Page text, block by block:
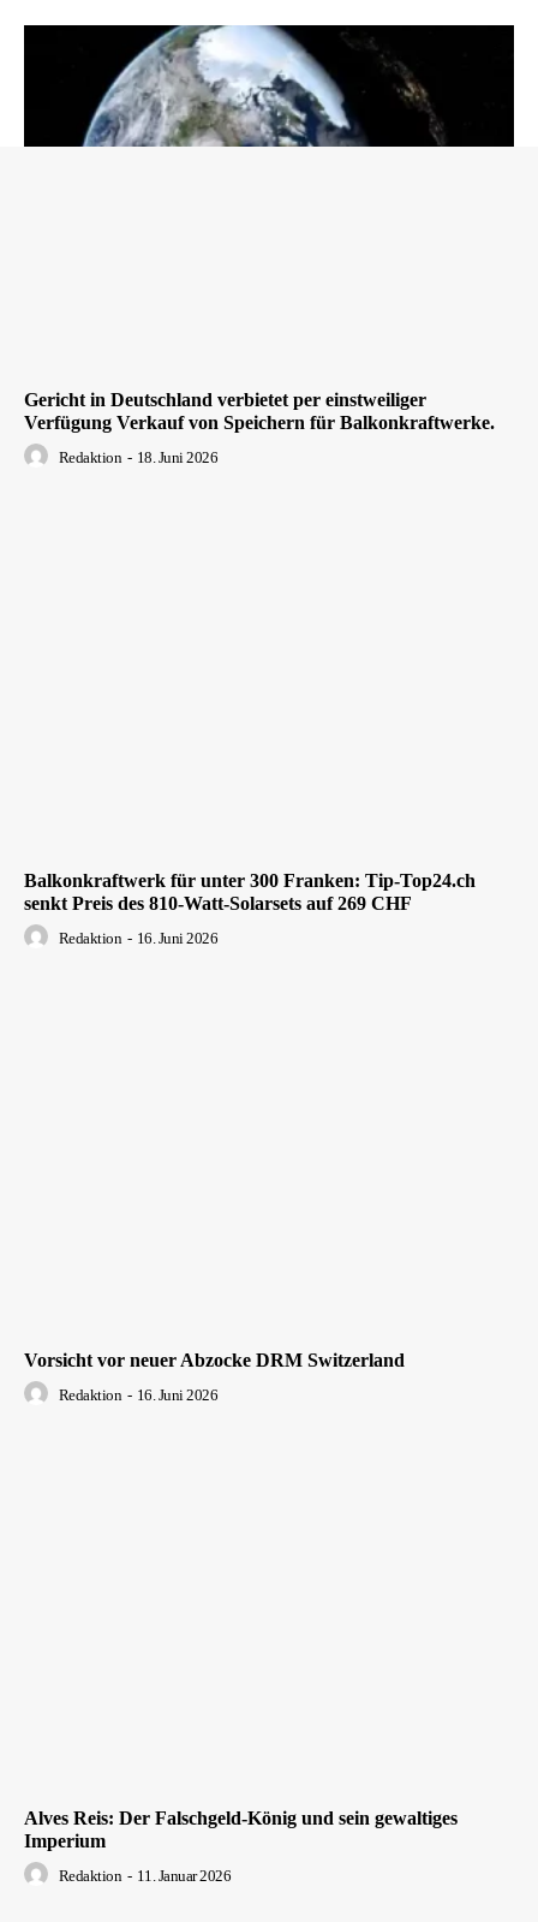
Gericht in Deutschland verbietet per einstweiliger
Verfügung Verkauf von Speichern für Balkonkraftwerke.
Redaktion - 18. Juni 2026
Balkonkraftwerk für unter 300 Franken: Tip-Top24.ch
senkt Preis des 810-Watt-Solarsets auf 269 CHF
Redaktion - 16. Juni 2026
Vorsicht vor neuer Abzocke DRM Switzerland
Redaktion - 16. Juni 2026
Alves Reis: Der Falschgeld-König und sein gewaltiges
Imperium
Redaktion - 11. Januar 2026